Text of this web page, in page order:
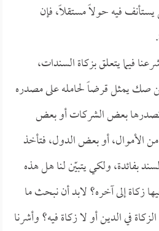
يستأنف فيه حولاً مستقلاً، فإن
فيما يتعلق بزكاة السندات،
صك يمثل قرضاً لحامله على مصدره
تصدرها بعض الشركات أو بعض
الأموال، أو بعض الدول، فتأخذ
بفائدة، ولكي يتبيّن لنا هل هذه
زكاة إلى آخره؟ لابد أن نبحث ما
في الدين أو لا زكاة فيه؟ وأشرنا